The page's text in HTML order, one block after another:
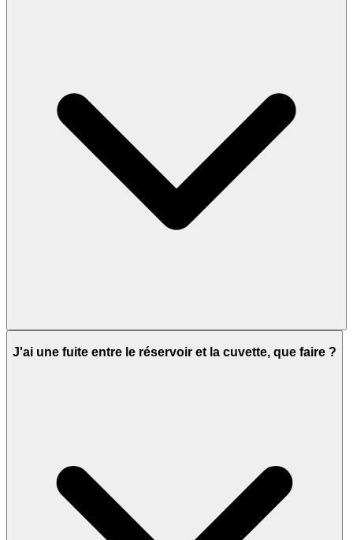
J'ai une fuite entre le réservoir et la cuvette, que faire ?